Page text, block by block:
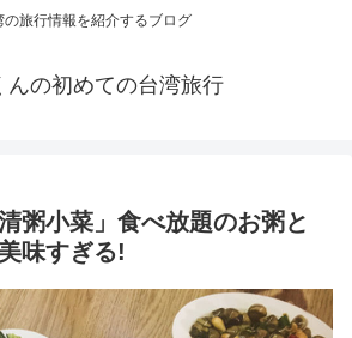
の旅行情報を紹介するブログ
んの初めての台湾旅行
粥小菜」食べ放題のお粥と
味すぎる!